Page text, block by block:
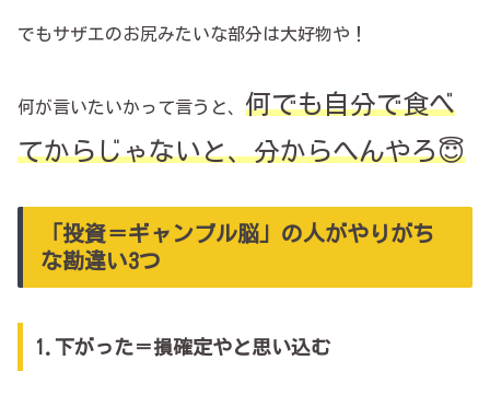
でもサザエのお尻みたいな部分は大好物や！
何が言いたいかって言うと、 何でも自分で食べ
てからじゃないと、分からへんやろ😇
「投資＝ギャンブル脳」の人がやりがち
な勘違い3つ
1.下がった＝損確定やと思い込む